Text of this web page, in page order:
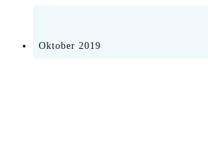
Oktober 2019